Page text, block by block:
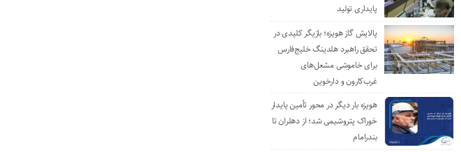
پایداری تولید
پالایش گاز هویزه؛ بازیگر کلیدی در
تحقق راهبرد هلدینگ خلیج‌فارس
برای خاموشی مشعل‌های
غرب‌کارون و دارخوین
هویزه بار دیگر در محور تأمین پایدار
خوراک پتروشیمی شد؛ از دهلران تا
بندرامام